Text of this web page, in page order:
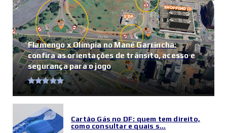
Flamengo x Olímpia no Mané Garrincha:
confira as orientações de trânsito, acesso e
segurança para o jogo
Cartão Gás no DF: quem tem direito,
como consultar e quais s...